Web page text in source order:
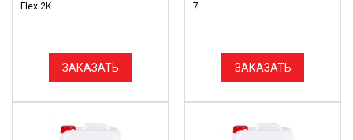
Flex 2K
ЗАКАЗАТЬ
7
ЗАКАЗАТЬ